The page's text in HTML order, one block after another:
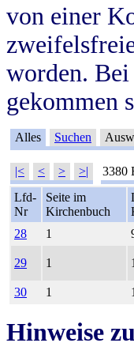
von einer
worden.
gekommen
Alles Suchen
|< < > >| 3380
Lfd-
Nr
Seite im
Kirchenbuch
28
1
29 1
30 1
Hinweise